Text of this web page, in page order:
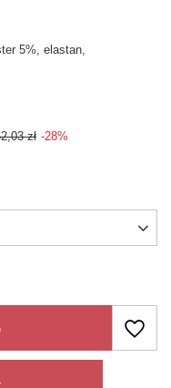
5%, elastan,
zł -28%